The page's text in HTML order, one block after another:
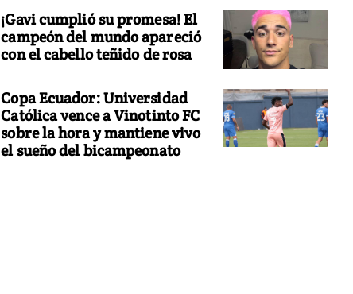
¡Gavi cumplió su promesa! El
campeón del mundo apareció
con el cabello teñido de rosa
Copa Ecuador: Universidad
Católica vence a Vinotinto FC
sobre la hora y mantiene vivo
el sueño del bicampeonato